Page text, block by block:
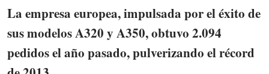
La empresa europea, impulsada por el éxito de
sus modelos A320 y A350, obtuvo 2.094
pedidos el año pasado, pulverizando el récord